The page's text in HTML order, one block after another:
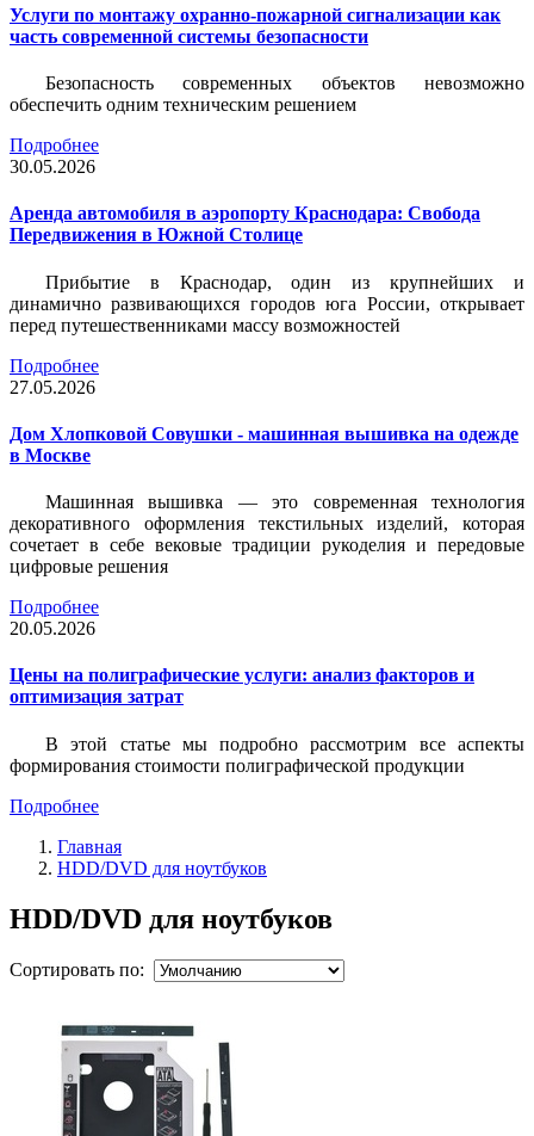
Услуги по монтажу охранно-пожарной сигнализации как
часть современной системы безопасности
Безопасность современных объектов невозможно
обеспечить одним техническим решением
Подробнее
30.05.2026
Аренда автомобиля в аэропорту Краснодара: Свобода
Передвижения в Южной Столице
Прибытие в Краснодар, один из крупнейших и
динамично развивающихся городов юга России, открывает
перед путешественниками массу возможностей
Подробнее
27.05.2026
Дом Хлопковой Совушки - машинная вышивка на одежде
в Москве
Машинная вышивка — это современная технология
декоративного оформления текстильных изделий, которая
сочетает в себе вековые традиции рукоделия и передовые
цифровые решения
Подробнее
20.05.2026
Цены на полиграфические услуги: анализ факторов и
оптимизация затрат
В этой статье мы подробно рассмотрим все аспекты
формирования стоимости полиграфической продукции
Подробнее
Главная
HDD/DVD для ноутбуков
HDD/DVD для ноутбуков
Сортировать по: